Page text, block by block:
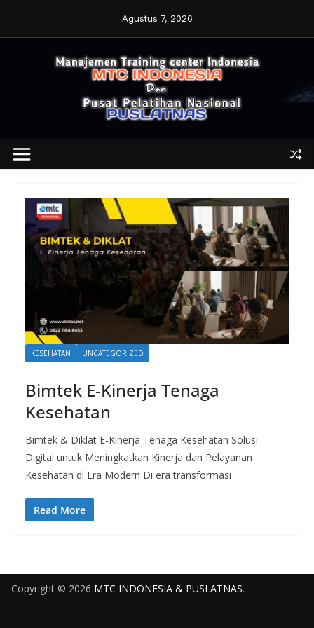
Agustus 7, 2026
KESEHATAN UNCATEGORIZED
Bimtek E-Kinerja Tenaga
Kesehatan
Bimtek & Diklat E-Kinerja Tenaga Kesehatan Solusi
Digital untuk Meningkatkan Kinerja dan Pelayanan
Kesehatan di Era Modern Di era transformasi
Read More
Copyright © 2026 MTC INDONESIA & PUSLATNAS.